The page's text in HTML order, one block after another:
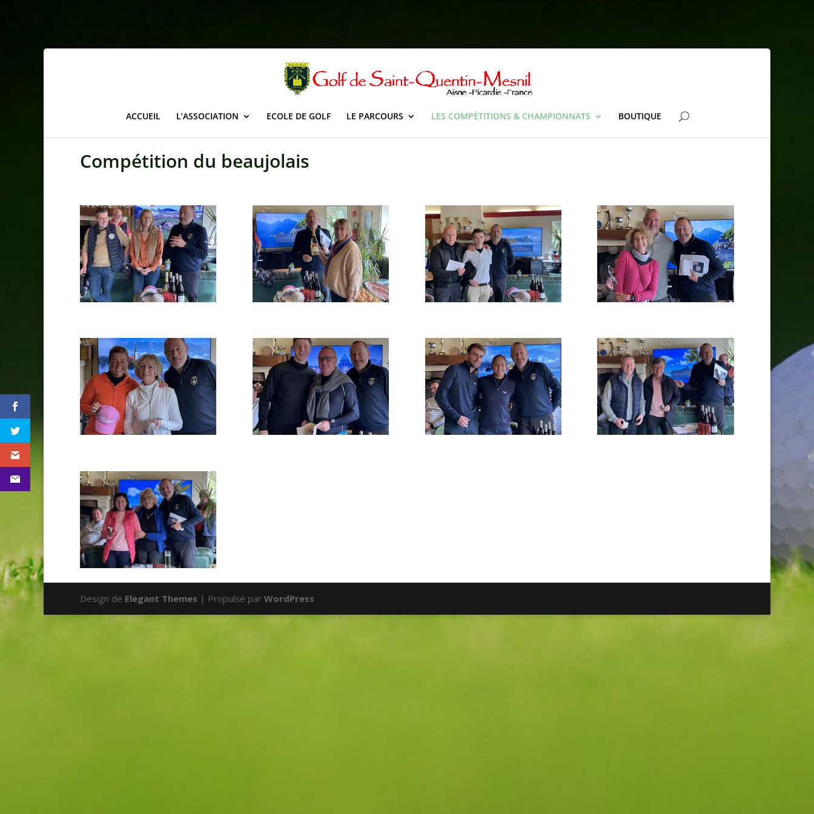
ACCUEIL L’ASSOCIATION ECOLE DE GOLF LE PARCOURS LES COMPÉTITIONS & CHAMPIONNATS BOUTIQUE
Compétition du beaujolais
Design de Elegant Themes | Propulsé par WordPress